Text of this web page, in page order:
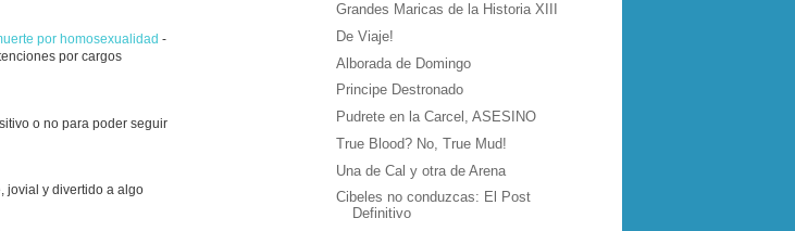
por homosexualidad -
por cargos
o no para poder seguir
jovial y divertido a algo
Grandes Maricas de la Historia XIII
De Viaje!
Alborada de Domingo
Principe Destronado
Pudrete en la Carcel, ASESINO
True Blood? No, True Mud!
Una de Cal y otra de Arena
Cibeles no conduzcas: El Post
Definitivo